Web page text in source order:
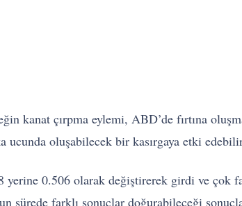
kanat çırpma eylemi, ABD’de fırtına
ucunda oluşabilecek bir kasırgaya etki
yerine 0.506 olarak değiştirerek girdi ve çok
sürede farklı sonuçlar doğurabileceği